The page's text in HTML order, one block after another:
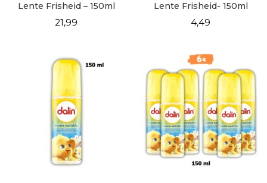
Lente Frisheid – 150ml
21,99
Lente Frisheid- 150ml
4,49